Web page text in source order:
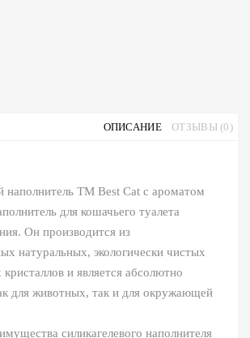
ОПИСАНИЕ ОТЗЫВЫ (0)
наполнитель ТМ Best Cat с ароматом
для кошачьего туалета
Он производится из
натуральных, экологически чистых
кристаллов и является абсолютно
для животных, так и для окружающей
силикагелевого наполнителя